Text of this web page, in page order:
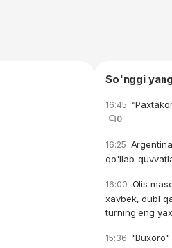
So'nggi
16:45
0
16:25
qo'llab-
16:00 Olis
xavbek, dubl
turning eng
15:36